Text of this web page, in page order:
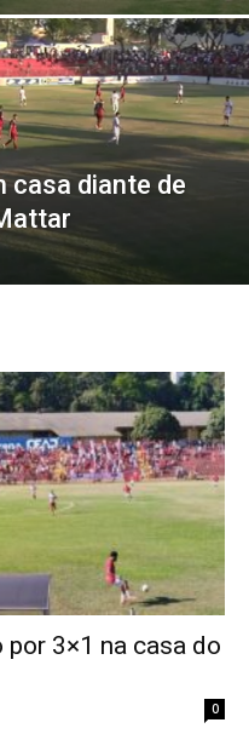
casa diante de
3×1 na casa do
0